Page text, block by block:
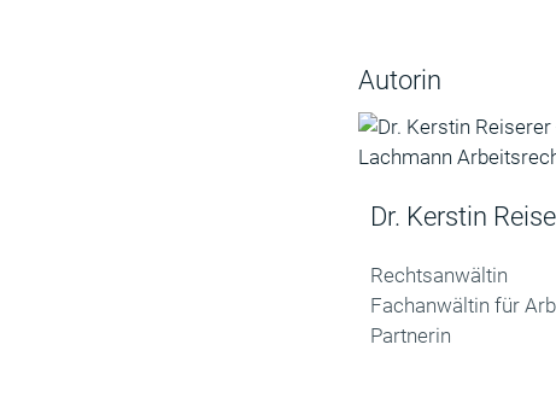
Autorin
Dr. Kerstin
Rechtsanwältin
Fachanwältin für
Partnerin